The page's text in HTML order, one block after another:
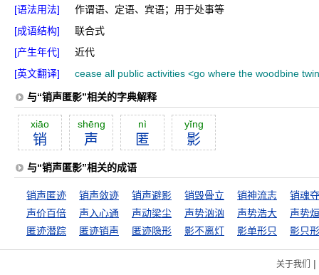
[语法用法]
作谓语、定语、宾语；用于处事等
[成语结构]
联合式
[产生年代]
近代
[英文翻译]
cease all public activities <go where the woodbine
与“销声匿影”相关的字典解释
xiāo
销
shēng
声
nì
匿
yĭng
影
与“销声匿影”相关的成语
销声匿迹 销声敛迹 销声避影 销毁骨立 销神流志
销魂
声价百倍
声入心通 声动梁尘 声势汹汹 声势浩大
声势
匿迹潜踪
匿迹销声 匿迹隐形 影不离灯 影单形只 影只
关于我们 |